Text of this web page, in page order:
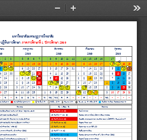
Zoom
Out
In
มหาวิทยาลัยมหามกุฏราชวิทยาลัย
ปฏิทินการศึกษา ภาคการศึกษาที่ 1 ปีการศึกษา 2569
ยน
9
กรกฎาคม
2569
สิงหาคม
2569
กันยายน
2569
ตุลาคม
2569
2 3 4 5 6 7 8 9 10 11 12 13 14 15 16
17
21 28 5 12 19 26 2 9 16 23 30 6 13 20 27 4 11 18
25
22 29 6 13 20 27 3 10 17 24 31 7 14 21 28 5 12 19
26
23 30 7 14 21 28 4 11 18 25 1 8 15 22 29 6 13 20
27
24 1 8 15 22 29 5 12 19 26 2 9 16 23 30 7 14 21
28
25 2 9 16 23 30 6 13 20 27 3 10 17 24 1 8 15 22
29
26 3 10 17 24 31 7 14 21 28 4 11 18 25 2 9 16 23
30
27 4 11 18 25 1 8 15 22 29 5 12 19 26 3 10 17 24
31
จ จ อ อ พ พ พฤ พฤ ศ ศ ศ พฤ
ยในวันเสาร์        หมายถึงวันหยุดราชการ วันขึ้น 8 ค่ํา /      วันขึ้น 15 ค่ํา / วันแรม 8 ค่ํา / วันแรม 14 ค่ําหรือ 15 ค่ํา
วันเปิดภาคเรียน/วันสอบปลายภาค
กิจกรรม วัน / เดือน / ปี กิจกรรม
ะเบียนเรียนผ่านเว็บไซด์ http://reg.mbu.ac.th 14) วันที่ 30 ก.ค. 69
วันเข้าพรรษา
คําขอลงทะเบียนเรียนซ้ํา 15) วันที่ 3 -7 ส.ค. 69
วันสอบกลางภาคโดยไม่ปิดการเรียนการสอน
คําขอลาพัก/รักษาสภาพการเป็นนักศึกษา 16) วันที่ 12 ส.ค. 69
วันเฉลิมพระชนมพรรษา สมเด็จพระนางเจ้าสิริกิติ์ฯ/วันแม่แห่งชาติ
คําขอผ่อนผันค่าธรรมเนียมทางการศึกษา 17) วันที่ 16 ก.ย. 69
วันอุดมศึกษา มมร
นักศึกษาใหม่ (รหัส 69) 18) วันที่ 1 ต.ค. 69
วันสถาปนา มมร ปีที่ 133
ภาคการศึกษาที่ 1 ปีการศึกษา 2569 19) วันที่ 7 ต.ค. 69
วันสิ้นสุดการเรียน
คําขอเพิกถอนรายวิชา 20) วันที่ 8 -22 ต.ค. 69
วันสอบปลายภาคการศึกษาที่ 1 ปีการศึกษา 2569
ขอแก้ไขค่าระดับคะแนนไม่สมบูรณ์ (I) 21) วันที่ 23 ต.ค. 69
วันสุดท้ายของภาคการศึกษา